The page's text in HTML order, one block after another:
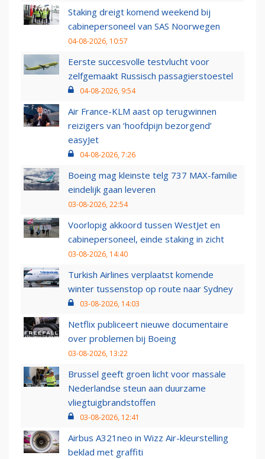
Staking dreigt komend weekend bij
cabinepersoneel van SAS Noorwegen
04-08-2026, 10:57
Eerste succesvolle testvlucht voor
zelfgemaakt Russisch passagierstoestel
04-08-2026, 9:54
Air France-KLM aast op terugwinnen
reizigers van ‘hoofdpijn bezorgend’
easyJet
04-08-2026, 7:26
Boeing mag kleinste telg 737 MAX-familie
eindelijk gaan leveren
03-08-2026, 22:54
Voorlopig akkoord tussen WestJet en
cabinepersoneel, einde staking in zicht
03-08-2026, 14:40
Turkish Airlines verplaatst komende
winter tussenstop op route naar Sydney
03-08-2026, 14:03
Netflix publiceert nieuwe documentaire
over problemen bij Boeing
03-08-2026, 13:22
Brussel geeft groen licht voor massale
Nederlandse steun aan duurzame
vliegtuigbrandstoffen
03-08-2026, 12:41
Airbus A321neo in Wizz Air-kleurstelling
beklad met graffiti